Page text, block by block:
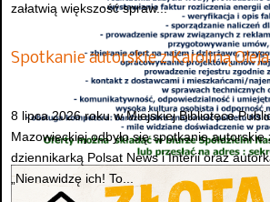
załatwią większość spraw...
Spotkanie autorskie z Karoliną
8 lipca 2026 roku w Miejskiej Bibliotece
Mazowieckiej odbyło się spotkanie
dziennikarką Polsat News i Interii oraz
„Nienawidzę ich! To...